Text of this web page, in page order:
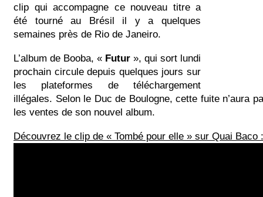
clip qui accompagne ce nouveau titre a
été tourné au Brésil il y a quelques
semaines près de Rio de Janeiro.
L’album de Booba, « Futur », qui sort lundi
prochain circule depuis quelques jours sur
les plateformes de téléchargement
illégales. Selon le Duc de Boulogne, cette fuite n’aura
les ventes de son nouvel album.
Découvrez le clip de « Tombé pour elle » sur Quai Baco :